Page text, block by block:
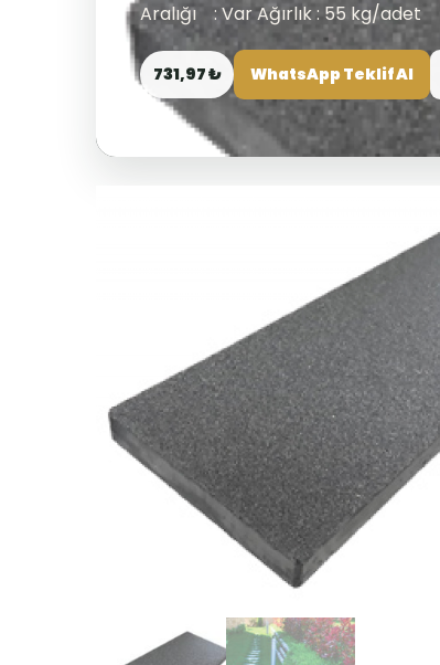
Aralığı : Var Ağırlık : 55 kg/adet
731,97 ₺ WhatsApp Teklif Al